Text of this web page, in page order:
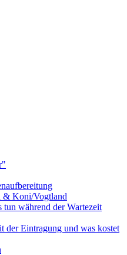
& Koni/Vogtland
tun während der Wartezeit
der Eintragung und was kostet